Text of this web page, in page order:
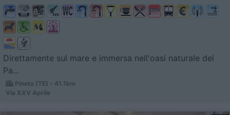
Direttamente sul mare e immersa nell'oasi naturale del
Pa...
Pineto (TE) - 41.1km
Via XXV Aprile